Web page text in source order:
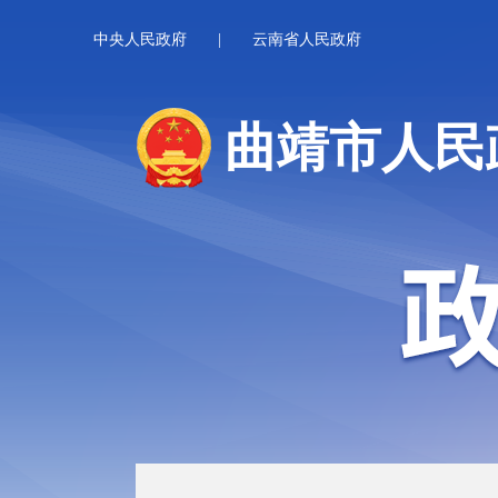
中央人民政府 云南省人民政府
曲靖市人